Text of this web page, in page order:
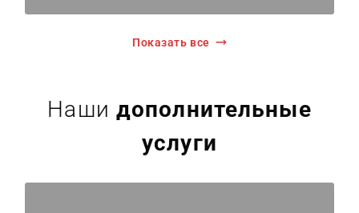
Показать все
Наши дополнительные
услуги